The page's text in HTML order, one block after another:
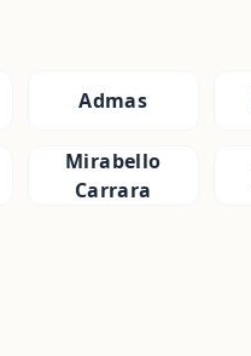
Admas
Mirabello
Carrara